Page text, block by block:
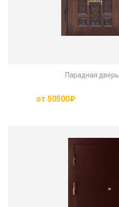
Парадная дверь
от 50500₽